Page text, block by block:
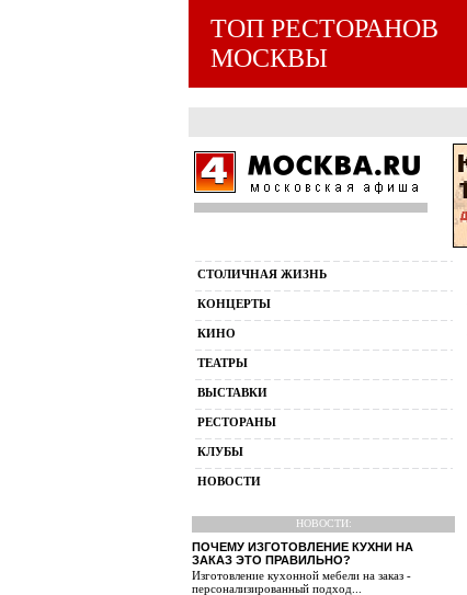
ТОП РЕСТОРАНОВ
МОСКВЫ
СТОЛИЧНАЯ ЖИЗНЬ
КОНЦЕРТЫ
КИНО
ТЕАТРЫ
ВЫСТАВКИ
РЕСТОРАНЫ
КЛУБЫ
НОВОСТИ
НОВОСТИ:
ПОЧЕМУ ИЗГОТОВЛЕНИЕ КУХНИ НА
ЗАКАЗ ЭТО ПРАВИЛЬНО?
Изготовление кухонной мебели на заказ -
персонализированный подход...